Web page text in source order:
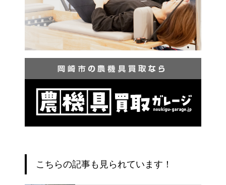
こちらの記事も見られています！